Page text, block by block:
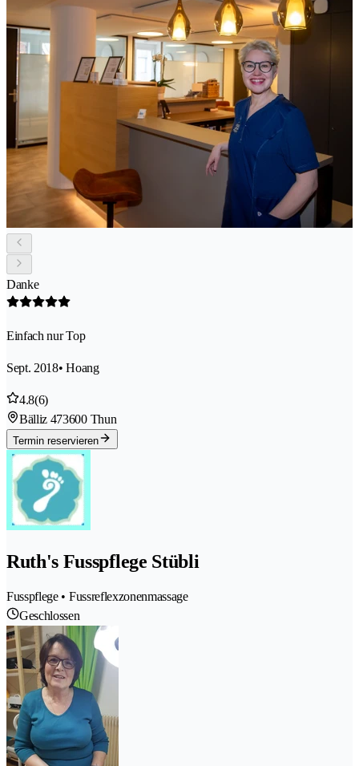
Danke
Einfach nur Top
Sept. 2018• Hoang
4.8(6)
Bälliz 473600 Thun
Termin reservieren
Ruth's Fusspflege Stübli
Fusspflege • Fussreflexzonenmassage
Geschlossen